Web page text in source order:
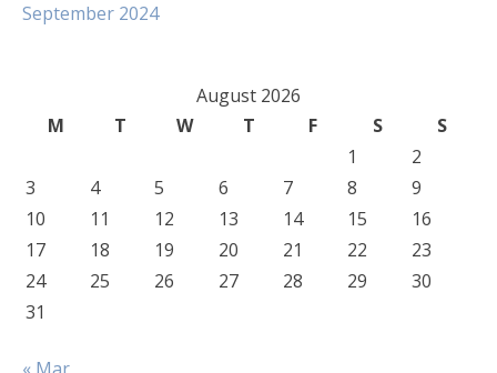
September 2024
August 2026
M
T W T F S
S
1
2
3
4 5 6 7 8
9
10
11 12 13 14 15
16
17
18 19 20 21 22
23
24
25 26 27 28 29
30
31